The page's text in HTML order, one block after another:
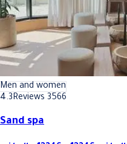
Men and women
4.3Reviews 3566
Sand spa